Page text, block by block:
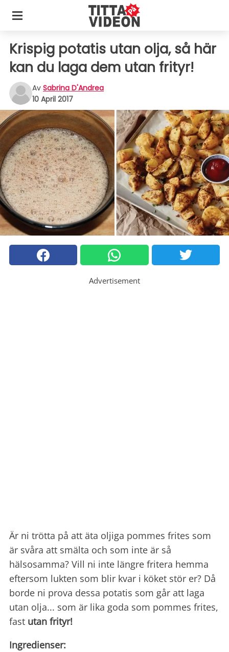
Krispig potatis utan olja, så här
kan du laga dem utan frityr!
Av Sabrina D'Andrea
10 April 2017
Advertisement
Är ni trötta på att äta oljiga pommes frites som
är svåra att smälta och som inte är så
hälsosamma? Vill ni inte längre fritera hemma
eftersom lukten som blir kvar i köket stör er? Då
borde ni prova dessa potatis som går att laga
utan olja... som är lika goda som pommes frites,
fast utan frityr!
Ingredienser: